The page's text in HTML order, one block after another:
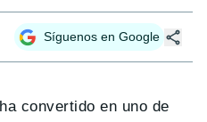
Síguenos en Google
convertido en uno de